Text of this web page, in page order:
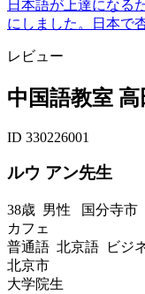
日本語が上達になる
にしました。日本で
レビュー
中国語教室
ID 330226001
ルウ アン先生
38歳 男性 国分寺市
カフェ
普通語 北京語 ビジ
北京市
大学院生